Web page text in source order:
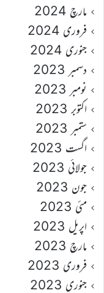
مارچ 2024
فروری 2024
جنوری 2024
دسمبر 2023
نومبر 2023
اکتوبر 2023
ستمبر 2023
اگست 2023
جولائی 2023
جون 2023
مئی 2023
اپریل 2023
مارچ 2023
فروری 2023
جنوری 2023